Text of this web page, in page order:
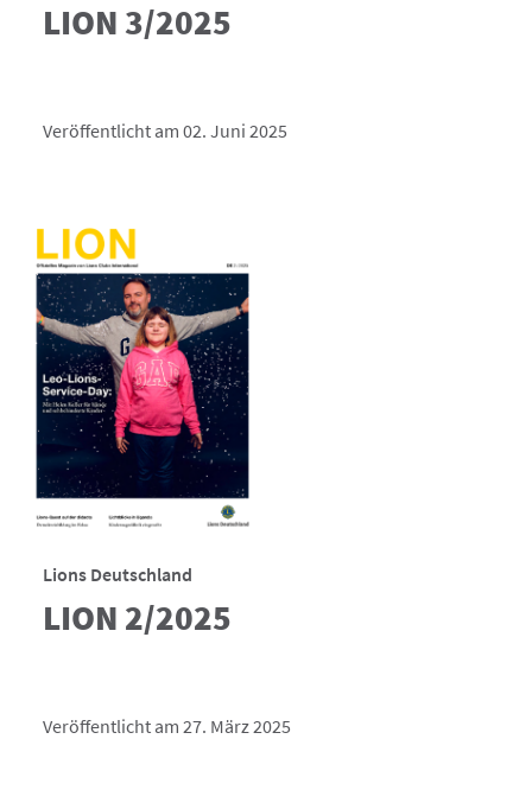
LION 3/2025
Veröffentlicht am 02. Juni 2025
Lions Deutschland
LION 2/2025
Veröffentlicht am 27. März 2025